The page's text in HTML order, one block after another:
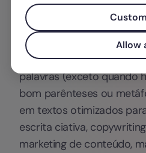
experiência a escrever
alimentar, recursos
automóvel, saúde e
o segredo está em dizer
palavras (exceto quando
bom parênteses ou
em textos otimizados
escrita ciativa,
marketing de conteúdo,
Allow